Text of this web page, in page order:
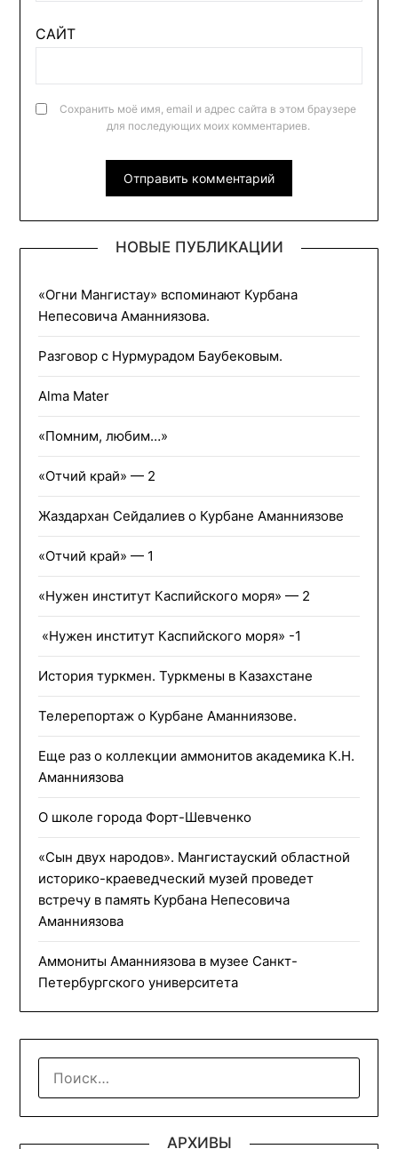
САЙТ
Сохранить моё имя, email и адрес сайта в этом браузере
для последующих моих комментариев.
НОВЫЕ ПУБЛИКАЦИИ
«Огни Мангистау» вспоминают Курбана
Непесовича Аманниязова.
Разговор с Нурмурадом Баубековым.
Alma Mater
«Помним, любим…»
«Отчий край» — 2
Жаздархан Сейдалиев о Курбане Аманниязове
«Отчий край» — 1
«Нужен институт Каспийского моря» — 2
«Нужен институт Каспийского моря» -1
История туркмен. Туркмены в Казахстане
Телерепортаж о Курбане Аманниязове.
Еще раз о коллекции аммонитов академика К.Н.
Аманниязова
О школе города Форт-Шевченко
«Сын двух народов». Мангистауский областной
историко-краеведческий музей проведет
встречу в память Курбана Непесовича
Аманниязова
Аммониты Аманниязова в музее Санкт-
Петербургского университета
АРХИВЫ